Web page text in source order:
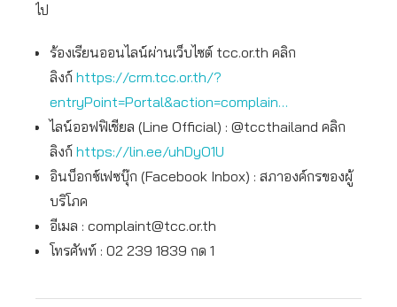
ไป
ร้องเรียนออนไลน์ผ่านเว็บไซต์ tcc.or.th คลิก
ลิงก์ https://crm.tcc.or.th/?
entryPoint=Portal&action=complain…
ไลน์ออฟฟิเชียล (Line Official) : @tccthailand คลิก
ลิงก์ https://lin.ee/uhDyO1U
อินบ็อกซ์เฟซบุ๊ก (Facebook Inbox) : สภาองค์กรของผู้
บริโภค
อีเมล : complaint@tcc.or.th
โทรศัพท์ : 02 239 1839 กด 1